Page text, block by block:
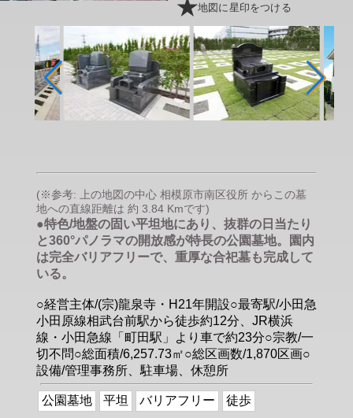
地図に星印をつける
(※参考: 上の地図の中心 相模原市南区役所 からこの墓
地への直線距離は 約 3.84 Kmです)
●特色/地盤の固い平坦地にあり、抜群の日当たり
と360°パノラマの開放感が特長の公園墓地。園内
は完全バリアフリーで、重厚な合祀墓も完成して
いる。
○経営主体/(宗)龍泉寺・H21年開設○最寄駅/小田急
小田原線相武台前駅から徒歩約12分、JR横浜
線・小田急線「町田駅」より車で約23分○宗教/一
切不問○総面積/6,257.73㎡○総区画数/1,870区画○
設備/管理事務所、駐車場、休憩所
公園墓地 平坦 バリアフリー 徒歩